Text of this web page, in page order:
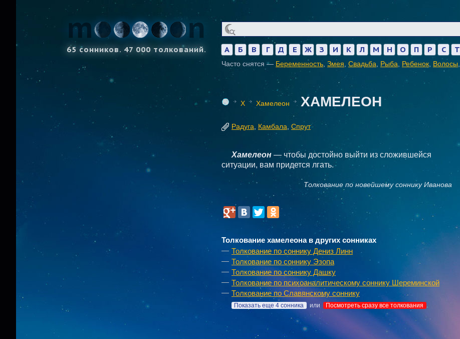
65 сонников. 47 000 толкований. А Б В Г Д Е Ж З И К Л М Н О П Р С Т
Часто снятся — Беременность Змея Свадьба Рыба Ребенок Волосы
Х Хамелеон ХАМЕЛЕОН
Радуга Камбала Спрут
Хамелеон — чтобы достойно выйти из сложившейся
ситуации, вам придется лгать.
Толкование по новейшему соннику Иванова
Толкование хамелеона в других сонниках
Толкование по соннику Дениз Линн
Толкование по соннику Эзопа
Толкование по соннику Дашку
Толкование по психоаналитическому соннику Шереминской
Толкование по Славянскому соннику
Показать еще 4 сонника или Посмотреть сразу все толкования